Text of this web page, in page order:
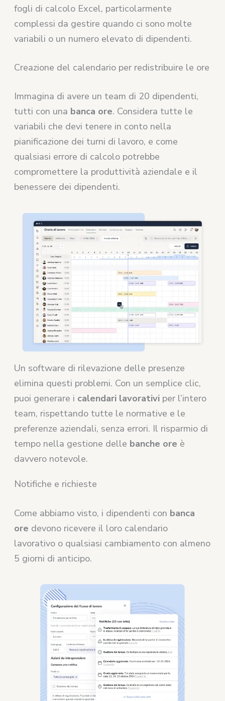
fogli di calcolo Excel, particolarmente
complessi da gestire quando ci sono molte
variabili o un numero elevato di dipendenti.
Creazione del calendario per redistribuire le ore
Immagina di avere un team di 20 dipendenti,
tutti con una banca ore. Considera tutte le
variabili che devi tenere in conto nella
pianificazione dei turni di lavoro, e come
qualsiasi errore di calcolo potrebbe
compromettere la produttività aziendale e il
benessere dei dipendenti.
Un software di rilevazione delle presenze
elimina questi problemi. Con un semplice clic,
puoi generare i calendari lavorativi per l’intero
team, rispettando tutte le normative e le
preferenze aziendali, senza errori. Il risparmio di
tempo nella gestione delle banche ore è
davvero notevole.
Notifiche e richieste
Come abbiamo visto, i dipendenti con banca
ore devono ricevere il loro calendario
lavorativo o qualsiasi cambiamento con almeno
5 giorni di anticipo.